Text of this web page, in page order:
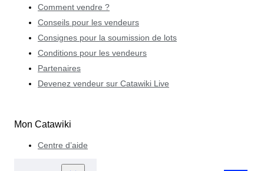
Comment vendre ?
Conseils pour les vendeurs
Consignes pour la soumission de lots
Conditions pour les vendeurs
Partenaires
Devenez vendeur sur Catawiki Live
Mon Catawiki
Centre d’aide